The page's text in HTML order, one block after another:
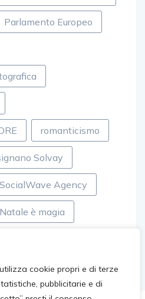
cookie propri e di terze
pubblicitarie e di
Parlamento Europeo
romanticismo
Solvay
SocialWave Agency
è magia